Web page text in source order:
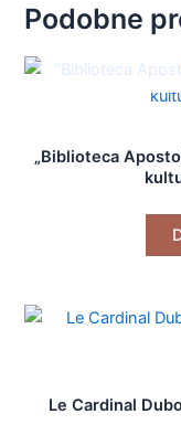
Podobne
„Biblioteca
Le Cardinal